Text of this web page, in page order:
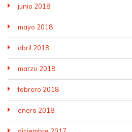
junio 2018
mayo 2018
abril 2018
marzo 2018
febrero 2018
enero 2018